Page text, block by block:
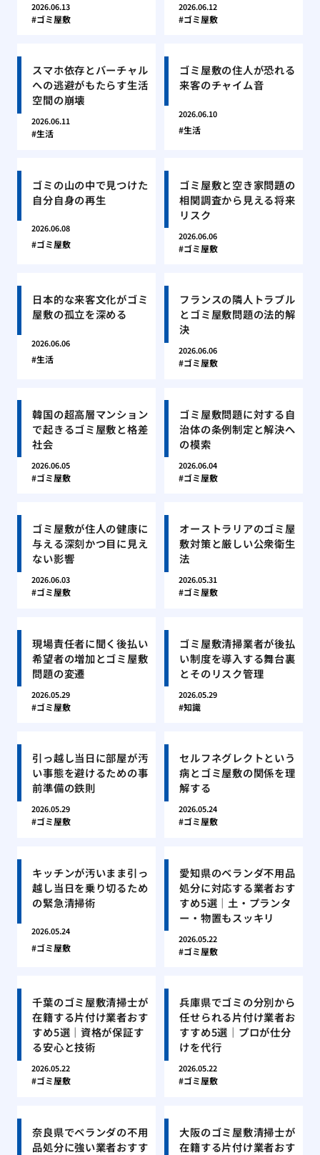
2026.06.13
ゴミ屋敷
2026.06.12
ゴミ屋敷
スマホ依存とバーチャル
への逃避がもたらす生活
空間の崩壊
2026.06.11
生活
ゴミ屋敷の住人が恐れる
来客のチャイム音
2026.06.10
生活
ゴミの山の中で見つけた
自分自身の再生
2026.06.08
ゴミ屋敷
ゴミ屋敷と空き家問題の
相関調査から見える将来
リスク
2026.06.06
ゴミ屋敷
日本的な来客文化がゴミ
屋敷の孤立を深める
2026.06.06
生活
フランスの隣人トラブル
とゴミ屋敷問題の法的解
決
2026.06.06
ゴミ屋敷
韓国の超高層マンション
で起きるゴミ屋敷と格差
社会
2026.06.05
ゴミ屋敷
ゴミ屋敷問題に対する自
治体の条例制定と解決へ
の模索
2026.06.04
ゴミ屋敷
ゴミ屋敷が住人の健康に
与える深刻かつ目に見え
ない影響
2026.06.03
ゴミ屋敷
オーストラリアのゴミ屋
敷対策と厳しい公衆衛生
法
2026.05.31
ゴミ屋敷
現場責任者に聞く後払い
希望者の増加とゴミ屋敷
問題の変遷
2026.05.29
ゴミ屋敷
ゴミ屋敷清掃業者が後払
い制度を導入する舞台裏
とそのリスク管理
2026.05.29
知識
引っ越し当日に部屋が汚
い事態を避けるための事
前準備の鉄則
2026.05.29
ゴミ屋敷
セルフネグレクトという
病とゴミ屋敷の関係を理
解する
2026.05.24
ゴミ屋敷
キッチンが汚いまま引っ
越し当日を乗り切るため
の緊急清掃術
2026.05.24
ゴミ屋敷
愛知県のベランダ不用品
処分に対応する業者おす
すめ5選｜土・プランタ
ー・物置もスッキリ
2026.05.22
ゴミ屋敷
千葉のゴミ屋敷清掃士が
在籍する片付け業者おす
すめ5選｜資格が保証す
る安心と技術
2026.05.22
ゴミ屋敷
兵庫県でゴミの分別から
任せられる片付け業者お
すすめ5選｜プロが仕分
けを代行
2026.05.22
ゴミ屋敷
奈良県でベランダの不用
品処分に強い業者おすす
大阪のゴミ屋敷清掃士が
在籍する片付け業者おす